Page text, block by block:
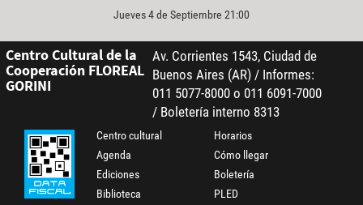
Jueves 4 de Septiembre 21:00
Centro Cultural de la
Cooperación FLOREAL
GORINI
Av. Corrientes 1543, Ciudad de
Buenos Aires (AR) / Informes:
011 5077-8000 o 011 6091-7000
/ Boletería interno 8313
Centro cultural
Agenda
Ediciones
Biblioteca
Horarios
Cómo llegar
Boletería
PLED